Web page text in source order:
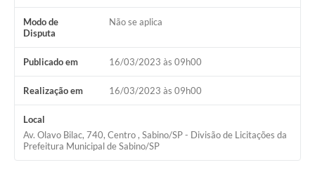
Modo de
Disputa
Não se aplica
Publicado em 16/03/2023 às 09h00
Realização em 16/03/2023 às 09h00
Local
Av. Olavo Bilac, 740, Centro , Sabino/SP - Divisão de Licitações da
Prefeitura Municipal de Sabino/SP